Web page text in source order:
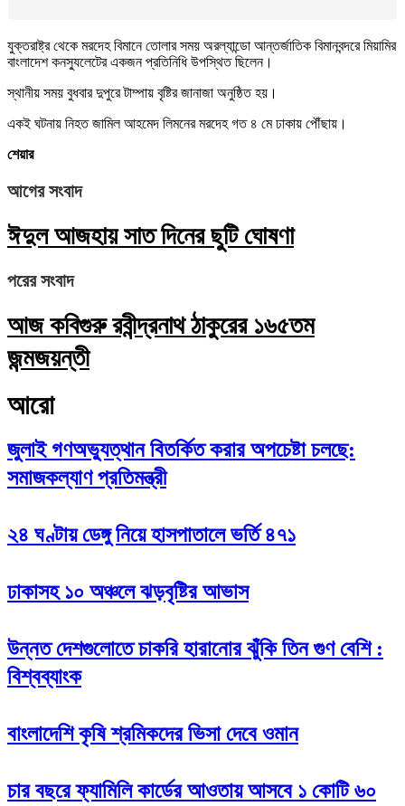
যুক্তরাষ্ট্র থেকে মরদেহ বিমানে তোলার সময় অরল্যান্ডো আন্তর্জাতিক বিমানবন্দরে মিয়ামির
বাংলাদেশ কনস্যুলেটের একজন প্রতিনিধি উপস্থিত ছিলেন।
স্থানীয় সময় বুধবার দুপুরে টাম্পায় বৃষ্টির জানাজা অনুষ্ঠিত হয়।
একই ঘটনায় নিহত জামিল আহমেদ লিমনের মরদেহ গত ৪ মে ঢাকায় পৌঁছায়।
শেয়ার
আগের সংবাদ
ঈদুল আজহায় সাত দিনের ছুটি ঘোষণা
পরের সংবাদ
আজ কবিগুরু রবীন্দ্রনাথ ঠাকুরের ১৬৫তম
জন্মজয়ন্তী
আরো
জুলাই গণঅভ্যুত্থান বিতর্কিত করার অপচেষ্টা চলছে:
সমাজকল্যাণ প্রতিমন্ত্রী
২৪ ঘণ্টায় ডেঙ্গু নিয়ে হাসপাতালে ভর্তি ৪৭১
ঢাকাসহ ১০ অঞ্চলে ঝড়বৃষ্টির আভাস
উন্নত দেশগুলোতে চাকরি হারানোর ঝুঁকি তিন গুণ বেশি :
বিশ্বব্যাংক
বাংলাদেশি কৃষি শ্রমিকদের ভিসা দেবে ওমান
চার বছরে ফ্যামিলি কার্ডের আওতায় আসবে ১ কোটি ৬০